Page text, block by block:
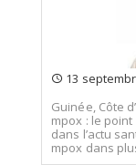
13
Guinée, Côte
mpox : le
dans l’actu
mpox dans